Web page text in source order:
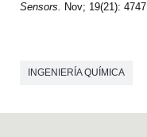
Sensors. Nov; 19(21): 4747
INGENIERÍA QUÍMICA